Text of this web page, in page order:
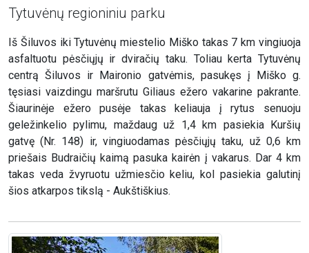
Tytuvėnų regioniniu parku
Iš Šiluvos iki Tytuvėnų miestelio Miško takas 7 km vingiuoja
asfaltuotu pėsčiųjų ir dviračių taku. Toliau kerta Tytuvėnų
centrą Šiluvos ir Maironio gatvėmis, pasukęs į Miško g.
tęsiasi vaizdingu maršrutu Giliaus ežero vakarine pakrante.
Šiaurinėje ežero pusėje takas keliauja į rytus senuoju
geležinkelio pylimu, maždaug už 1,4 km pasiekia Kuršių
gatvę (Nr. 148) ir, vingiuodamas pėsčiųjų taku, už 0,6 km
priešais Budraičių kaimą pasuka kairėn į vakarus. Dar 4 km
takas veda žvyruotu užmiesčio keliu, kol pasiekia galutinį
šios atkarpos tikslą - Aukštiškius.